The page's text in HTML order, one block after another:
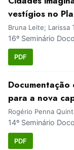
vestígios no
Bruna Leite; Larissa
16º Seminário
PDF
para a nova
Rogério Penna
14º Seminário
PDF